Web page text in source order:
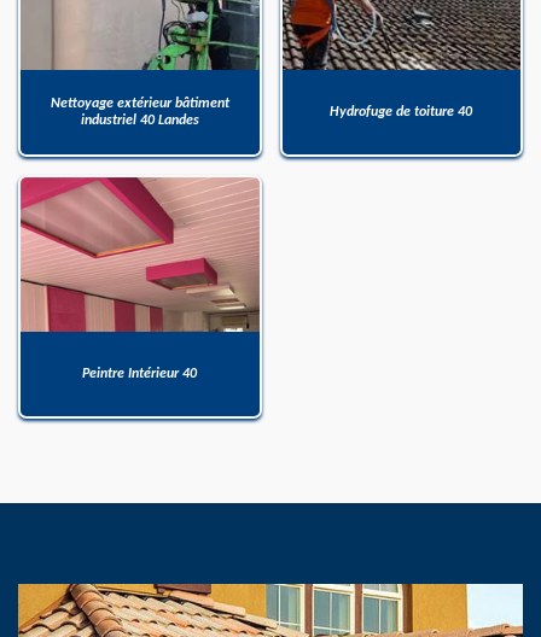
Nettoyage extérieur bâtiment
industriel 40 Landes
Hydrofuge de toiture 40
Peintre Intérieur 40